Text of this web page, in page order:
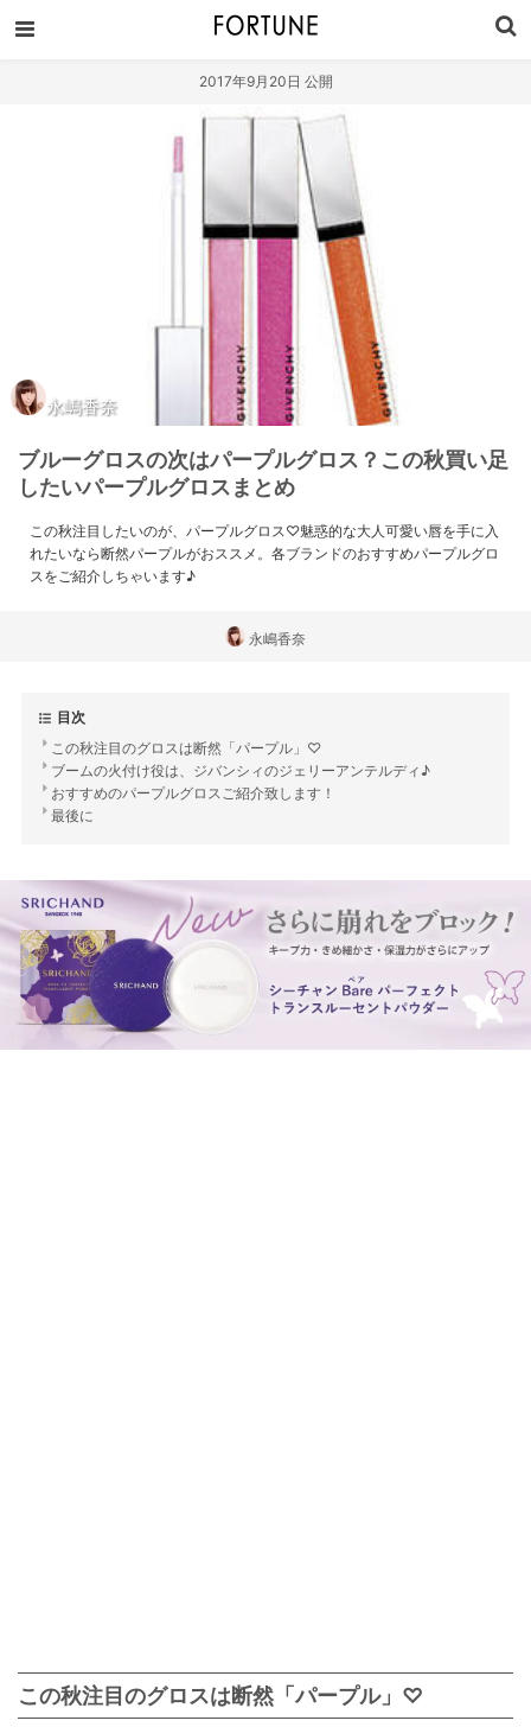
2017年9月20日 公開
永嶋香奈
ブルーグロスの次はパープルグロス？この秋買い足
したいパープルグロスまとめ
この秋注目したいのが、パープルグロス♡魅惑的な大人可愛い唇を手に入
れたいなら断然パープルがおススメ。各ブランドのおすすめパープルグロ
スをご紹介しちゃいます♪
永嶋香奈
目次
この秋注目のグロスは断然「パープル」♡
ブームの火付け役は、ジバンシィのジェリーアンテルディ♪
おすすめのパープルグロスご紹介致します！
最後に
この秋注目のグロスは断然「パープル」♡